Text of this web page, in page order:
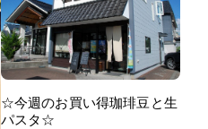
☆今週のお買い得珈琲豆と生
パスタ☆